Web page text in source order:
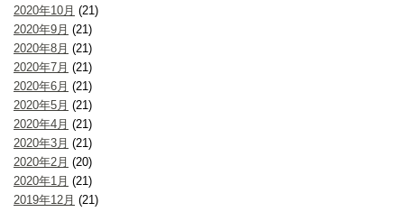
2020年10月 (21)
2020年9月 (21)
2020年8月 (21)
2020年7月 (21)
2020年6月 (21)
2020年5月 (21)
2020年4月 (21)
2020年3月 (21)
2020年2月 (20)
2020年1月 (21)
2019年12月 (21)